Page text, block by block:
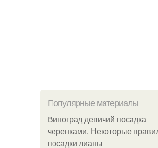
Популярные материалы
Виноград девичий посадка
черенками. Некоторые
посадки лианы